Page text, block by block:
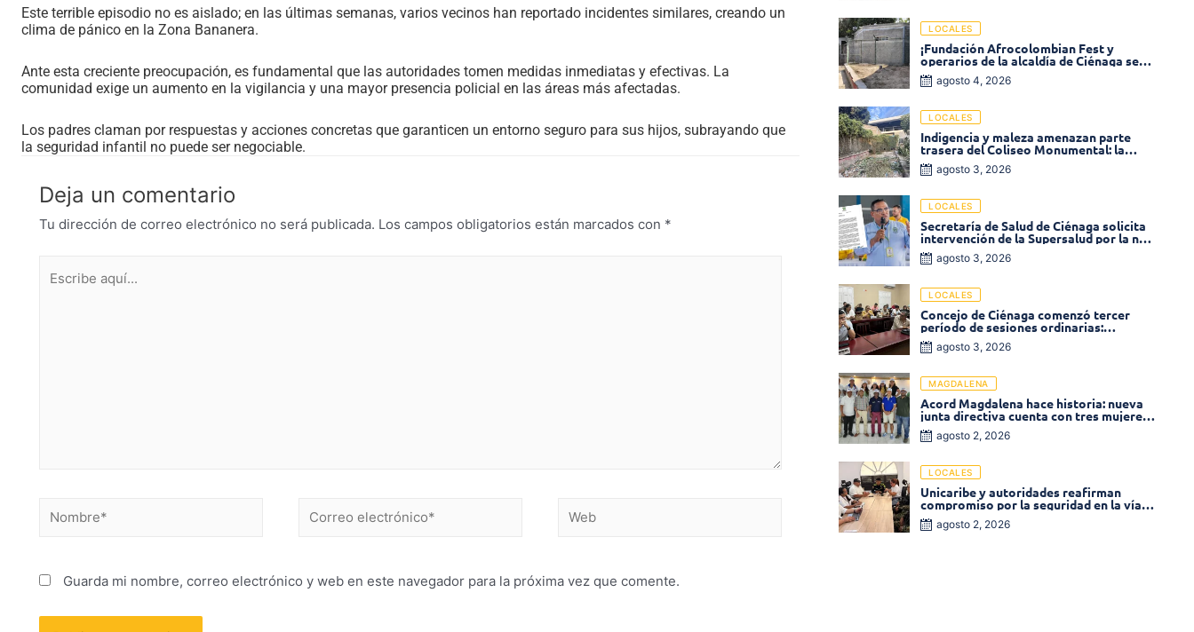
Este terrible episodio no es aislado; en las últimas semanas, varios vecinos han reportado incidentes similares, creando un
clima de pánico en la Zona Bananera.
Ante esta creciente preocupación, es fundamental que las autoridades tomen medidas inmediatas y efectivas. La
comunidad exige un aumento en la vigilancia y una mayor presencia policial en las áreas más afectadas.
Los padres claman por respuestas y acciones concretas que garanticen un entorno seguro para sus hijos, subrayando que
la seguridad infantil no puede ser negociable.
Deja un comentario
Tu dirección de correo electrónico no será publicada. Los campos obligatorios están marcados con *
Guarda mi nombre, correo electrónico y web en este navegador para la próxima vez que comente.
LOCALES
¡Fundación Afrocolombian Fest y
operarios de la alcaldía de Ciénaga se
ponen la 10! Realizan limpieza de la
parte posterior del Coliseo
agosto 4, 2026
LOCALES
Indigencia y maleza amenazan parte
trasera del Coliseo Monumental: la
comunidad exige acción inmediata!
agosto 3, 2026
LOCALES
Secretaría de Salud de Ciénaga solicita
intervención de la Supersalud por la no
entrega de medicamentos en las EPS
agosto 3, 2026
LOCALES
Concejo de Ciénaga comenzó tercer
período de sesiones ordinarias:
Operadores de la Sierra tema central de
la plenaria
agosto 3, 2026
MAGDALENA
Acord Magdalena hace historia: nueva
junta directiva cuenta con tres mujeres
y una en el Órgano de Control
agosto 2, 2026
LOCALES
Unicaribe y autoridades reafirman
compromiso por la seguridad en la vía al
Campus Costa Verde
agosto 2, 2026